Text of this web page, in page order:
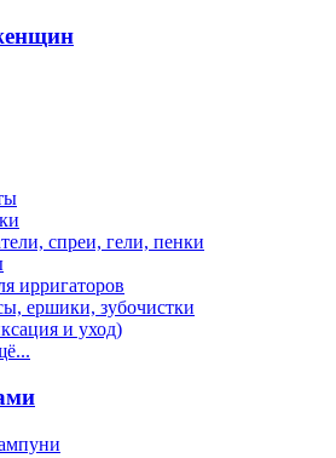
спреи, гели, пенки
ирригаторов
ершики, зубочистки
и уход)